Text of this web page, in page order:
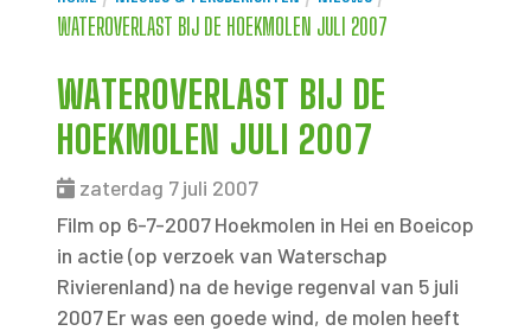
WATEROVERLAST BIJ DE HOEKMOLEN JULI 2007
WATEROVERLAST BIJ DE
HOEKMOLEN JULI 2007
zaterdag 7 juli 2007
Film op 6-7-2007 Hoekmolen in Hei en Boeicop
in actie (op verzoek van Waterschap
Rivierenland) na de hevige regenval van 5 juli
2007 Er was een goede wind, de molen heeft